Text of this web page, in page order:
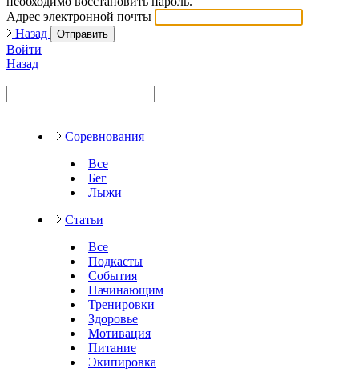
Адрес электронной почты
Назад
Отправить
Войти
Назад
Соревнования
Все
Бег
Лыжи
Статьи
Все
Подкасты
События
Начинающим
Тренировки
Здоровье
Мотивация
Питание
Экипировка